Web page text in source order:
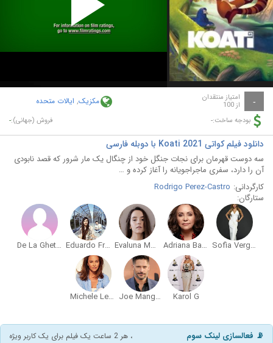
Play
Video
- امتیاز منتقدان
از 100 مکزیک, ایالات متحده
بودجه ساخت:- فروش (جهانی):-
دانلود فیلم کواتی Koati 2021 با دوبله فارسی
سه دوست قهرمان برای نجات جنگل خود از چنگال یک مار شرور که قصد نابودی
آن را دارد، سفری ماجراجویانه را آغاز کرده و …
کارگردانی: Rodrigo Perez-Castro
ستارگان:
Sofía Vergara
Adriana Barraza
Evaluna Montaner
Eduardo Franco
De La Ghetto
Karol G
Joe Manganiello
Michele Lepe
📡 فعالسازی لینک سوم ، هر 2 ساعت یک فیلم برای یک کاربر ویژه